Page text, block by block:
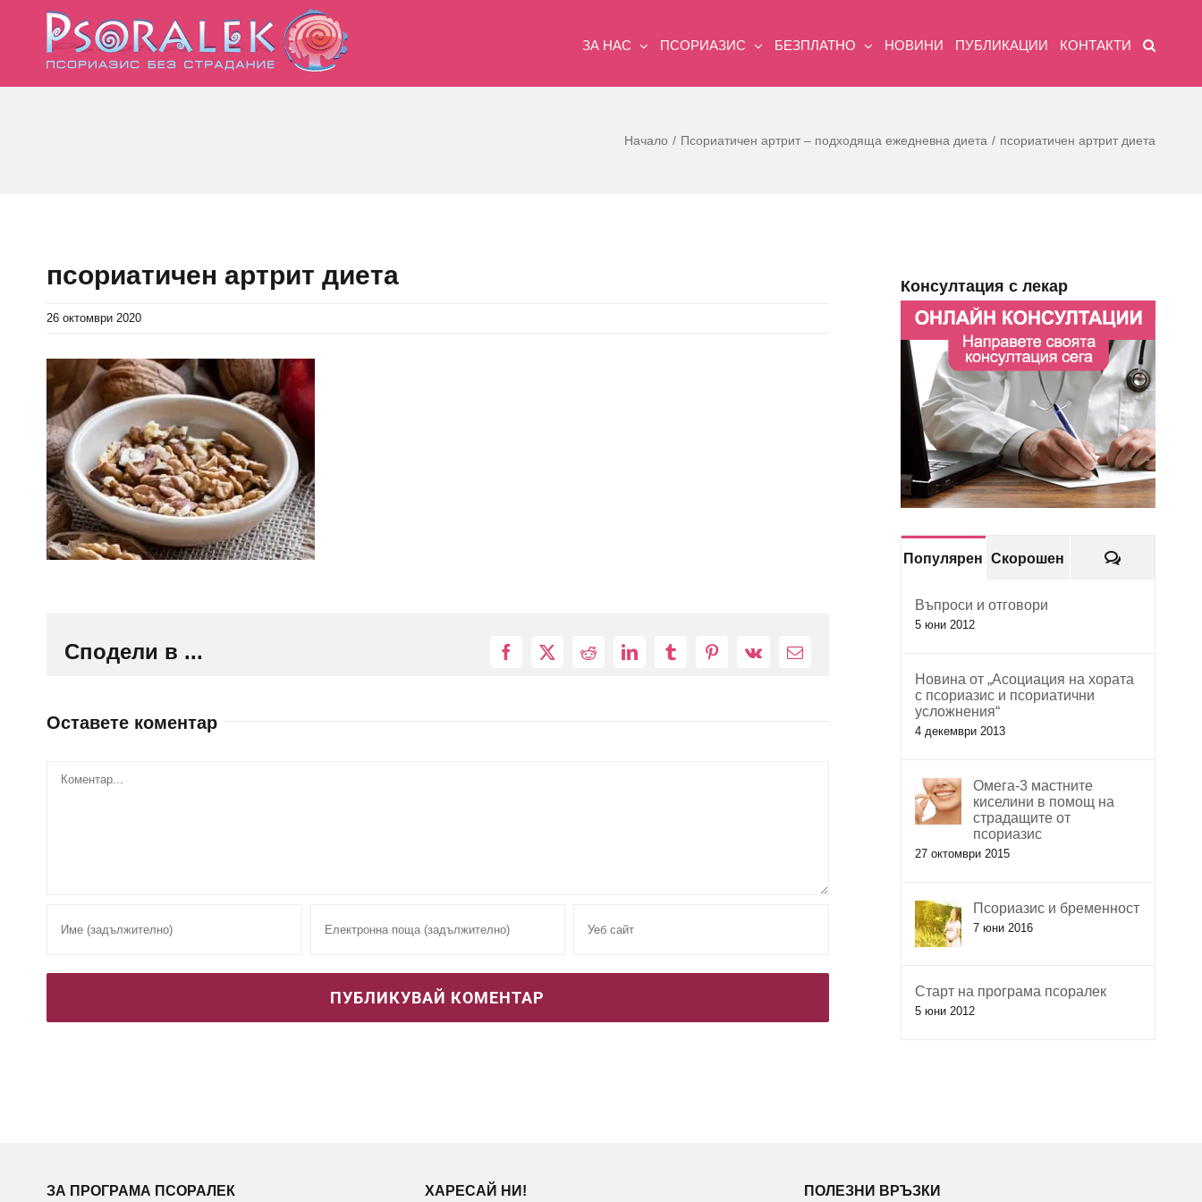
ЗА НАС ПСОРИАЗИС БЕЗПЛАТНО НОВИНИ ПУБЛИКАЦИИ КОНТАКТИ
Начало Псориатичен артрит – подходяща ежедневна диета псориатичен артрит диета
псориатичен артрит диета
26 октомври 2020
Сподели в ... Facebook
X RedditLinkedInTumblrPinterest
Vk
Електронна
Оставете коментар
Консултация с лекар
Популярен Скорошен Коментари
Въпроси и отговори
5 юни 2012
Новина от „Асоциация на хората
с псориазис и псориатични
усложнения“
4 декември 2013
Омега-3 мастните
киселини в помощ на
страдащите от
псориазис
27 октомври 2015
Псориазис и бременност
7 юни 2016
Старт на програма псоралек
5 юни 2012
ЗА ПРОГРАМА ПСОРАЛЕК ХАРЕСАЙ НИ! ПОЛЕЗНИ ВРЪЗКИ